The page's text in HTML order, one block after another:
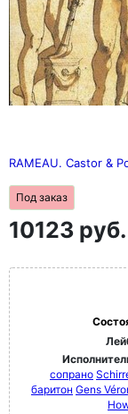
RAMEAU. Castor &
Под заказ
10123 руб.
сопрано
баритон Gens